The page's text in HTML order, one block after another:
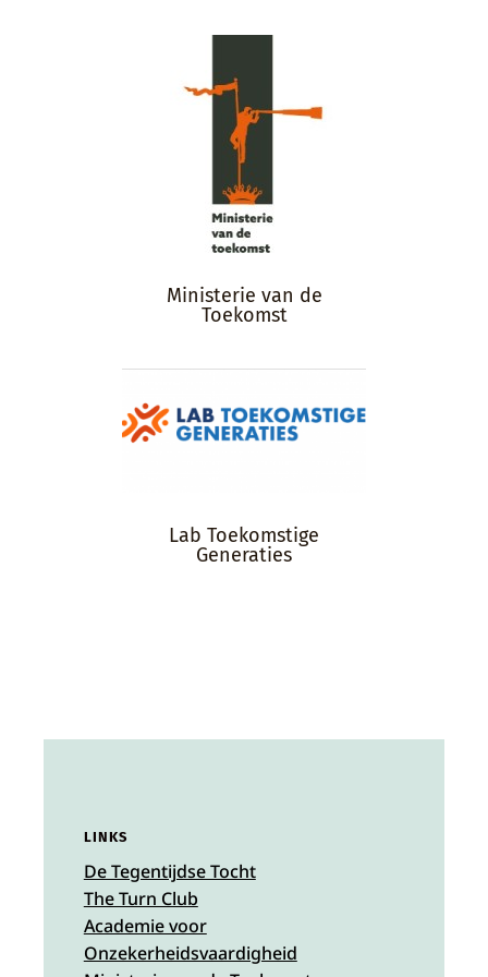
Ministerie van de
Toekomst
Lab Toekomstige
Generaties
LINKS
De Tegentijdse Tocht
The Turn Club
Academie voor
Onzekerheidsvaardigheid